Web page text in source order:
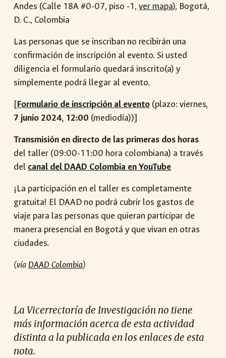
Andes (Calle 18A #0-07, piso -1,ver mapa), Bogotá,
D. C., Colombia
Las personas que se inscriban no recibirán una
confirmación de inscripción al evento. Si usted
diligencia el formulario quedará inscrito(a) y
simplemente podrá llegar al evento.
[Formulario de inscripción al evento (plazo: viernes,
7 junio 2024, 12:00 (mediodía))]
Transmisión en directo de las primeras dos horas
del taller (09:00-11:00 hora colombiana) a través
del canal del DAAD Colombia en YouTube
¡La participación en el taller es completamente
gratuita! El DAAD no podrá cubrir los gastos de
viaje para las personas que quieran participar de
manera presencial en Bogotá y que vivan en otras
ciudades.
(vía DAAD Colombia)
La Vicerrectoría de Investigación no tiene
más información acerca de esta actividad
distinta a la publicada en los enlaces de esta
nota.